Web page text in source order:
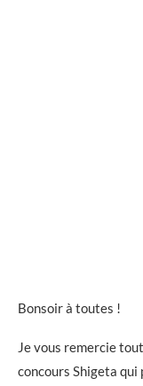
Bonsoir à toutes !
Je vous remercie
concours Shigeta